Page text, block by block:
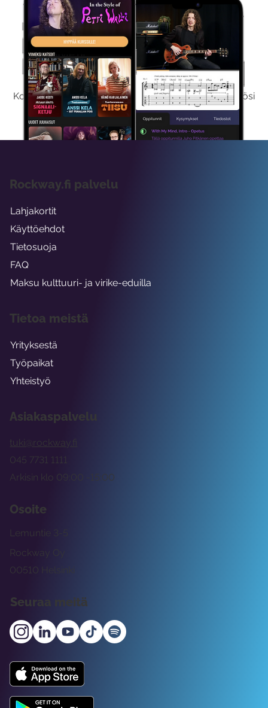
Kokeile Ilmaiseksi
Kokeilemalla ilmaiseksi saat koko sisältömme käyttöösi
viikon ajaksi.
Asiakaspalvelu
tuki@rockway.fi
Arkisin klo 09:00 -15:00
045 7731 1111
Osoite
Rockway Oy
Lemuntie 3-5
00510 Helsinki
Seuraa meitä
Rockway.fi palvelu
Lahjakortit
Käyttöehdot
Tietosuoja
FAQ
Maksu kulttuuri- ja virike-eduilla
Tietoa meistä
Yrityksestä
Työpaikat
Yhteistyö